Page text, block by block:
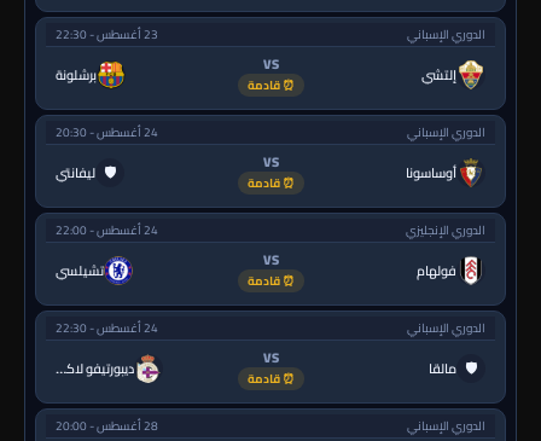
الدوري الإسباني 23 أغسطس - 22:30
إلتشي VS
⏰ قادمة برشلونة
الدوري الإسباني 24 أغسطس - 20:30
أوساسونا VS
⏰ قادمة ليفانتي 🛡
الدوري الإنجليزي 24 أغسطس - 22:00
فولهام VS
⏰ قادمة تشيلسي
الدوري الإسباني 24 أغسطس - 22:30
🛡 مالقا VS
⏰ قادمة ديبورتيفو لاكورونيا
الدوري الإسباني 28 أغسطس - 20:00